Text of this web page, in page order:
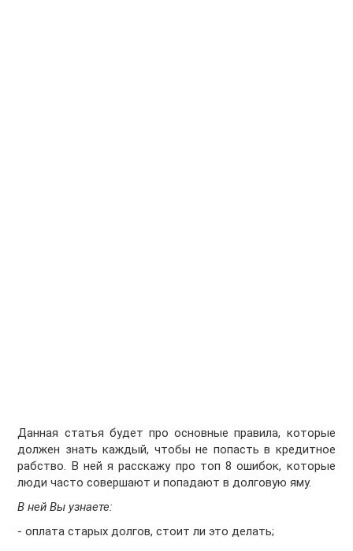
Данная статья будет про основные правила, которые
должен знать каждый, чтобы не попасть в кредитное
рабство. В ней я расскажу про топ 8 ошибок, которые
люди часто совершают и попадают в долговую яму.
В ней Вы узнаете:
- оплата старых долгов, стоит ли это делать;